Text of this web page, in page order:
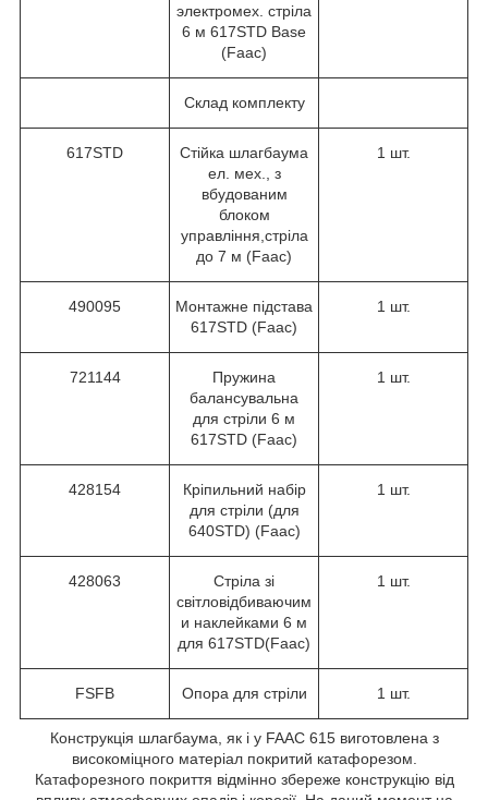
электромех. стріла
6 м 617STD Base
(Faac)
Склад комплекту
617STD
Стійка шлагбаума
ел. мех., з
вбудованим
блоком
управління,стріла
до 7 м (Faac)
1 шт.
490095
Монтажне підстава
617STD (Faac)
1 шт.
721144
Пружина
балансувальна
для стріли 6 м
617STD (Faac)
1 шт.
428154
Кріпильний набір
для стріли (для
640STD) (Faac)
1 шт.
428063
Стріла зі
світловідбиваючим
и наклейками 6 м
для 617STD(Faac)
1 шт.
FSFB Опора для стріли 1 шт.
Конструкція шлагбаума, як і у FAAC 615 виготовлена з
високоміцного матеріал покритий катафорезом.
Катафорезного покриття відмінно збереже конструкцію від